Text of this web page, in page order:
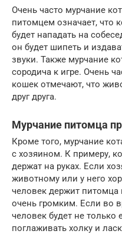
Очень часто мурчание
питомцем означает, что
будет нападать на
он будет шипеть и
звуки. Также мурчание
сородича к игре. Очень
кошек отмечают, что
друг друга.
Мурчание питомца
Кроме того, мурчание
с хозяином. К примеру,
держат на руках. Если
животному или у него
человек держит питомца
очень громким. Если во
человек будет не только
поглаживать холку и